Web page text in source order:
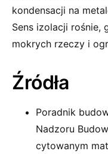
kondensacji na
Sens izolacji rośnie,
mokrych rzeczy i
Źródła
Poradnik
Nadzoru
cytowanym